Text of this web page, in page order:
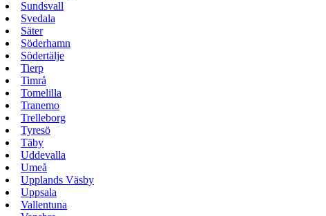
Sundsvall
Svedala
Säter
Söderhamn
Södertälje
Tierp
Timrå
Tomelilla
Tranemo
Trelleborg
Tyresö
Täby
Uddevalla
Umeå
Upplands Väsby
Uppsala
Vallentuna